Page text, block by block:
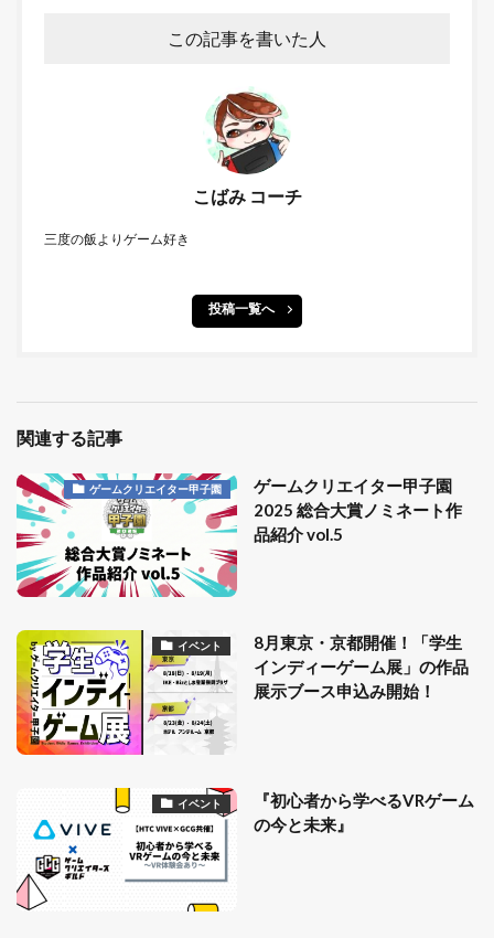
この記事を書いた人
こばみ コーチ
三度の飯よりゲーム好き
投稿一覧へ
関連する記事
ゲームクリエイター甲子園
ゲームクリエイター甲子園
2025 総合大賞ノミネート作
品紹介 vol.5
イベント
8月東京・京都開催！「学生
インディーゲーム展」の作品
展示ブース申込み開始！
イベント
『初心者から学べるVRゲーム
の今と未来』